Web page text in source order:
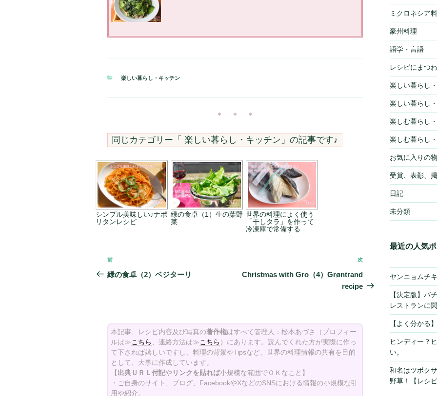
カ
楽しい暮らし・キッチン
＊ ＊ ＊
同じカテゴリー「 楽しい暮らし・キッチン 」の記事です♪
シンプル美味しい♪ナポ
リタンレシピ
緑の食卓（1）生の葉野
菜
世界の料理によく使う
「干しタラ」を作って
冷凍庫で常備する
投
稿
ゲ
ー
シ
ョ
前
の
前
緑の食卓（2）ベジターリ
次
の
投
次
Christmas with Gro（4）Grøntrand
recipe
本記事、レシピ内容及び写真の著作権はすべて管理人：松本あづさ（プロフィー
ルは≫こちら 、連絡方法は≫こちら ）にあります。読んでくれた方が実際に作っ
て下されば嬉しいですし、料理の背景やTipsなど、世界の料理情報の共有を目的
として、大事に作成しています。
【出典ＵＲＬ付記やリンクを貼れば小規模な範囲でＯＫなこと】
・ご自身のサイト、ブログ、FacebookやXなどのSNSにおける情報の小規模な引
用や紹介。
ミクロネシア
豪州料理
語学・言語
レシピにまつ
楽しい暮らし
楽しい暮らし
楽しむ暮らし
楽しむ暮らし
お気に入りの物
受賞、表彰、
日記
未分類
最近の人気ポ
ヤンニョムチ
【決定版】バ
レストランに
【よく分かる
ヒンディー？
い。
和名はツボク
野草！【レシピ